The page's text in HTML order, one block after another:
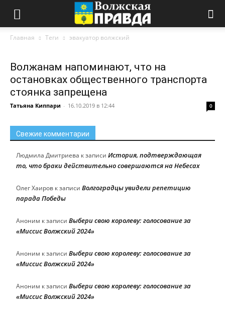
Главная Теги эвакуатор волжский
Волжанам напоминают, что на
остановках общественного транспорта
стоянка запрещена
Татьяна Киппари - 16.10.2019 в 12:44 0
Свежие комментарии
Людмила Дмитриева к записи История, подтверждающая
то, что браки действительно совершаются на Небесах
Олег Хаиров к записи Волгоградцы увидели репетицию
парада Победы
Аноним к записи Выбери свою королеву: голосование за
«Миссис Волжский 2024»
Аноним к записи Выбери свою королеву: голосование за
«Миссис Волжский 2024»
Аноним к записи Выбери свою королеву: голосование за
«Миссис Волжский 2024»